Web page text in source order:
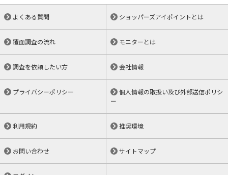
よくある質問 ショッパーズアイポイントとは
覆面調査の流れ モニターとは
調査を依頼したい方 会社情報
プライバシーポリシー
個人情報の取扱い及び外部送信ポリシ
ー
利用規約 推奨環境
お問い合わせ サイトマップ